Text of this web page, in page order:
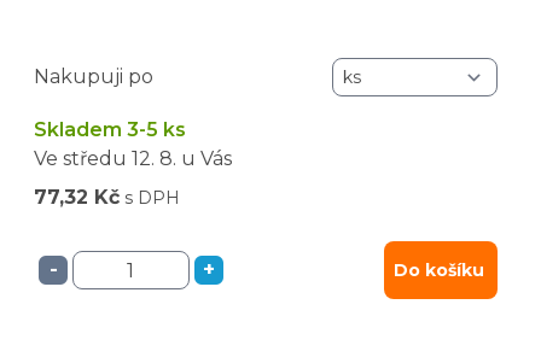
Nakupuji po
Skladem 3-5 ks
Ve středu 12. 8. u Vás
77,32 Kč s DPH
- + Do košíku